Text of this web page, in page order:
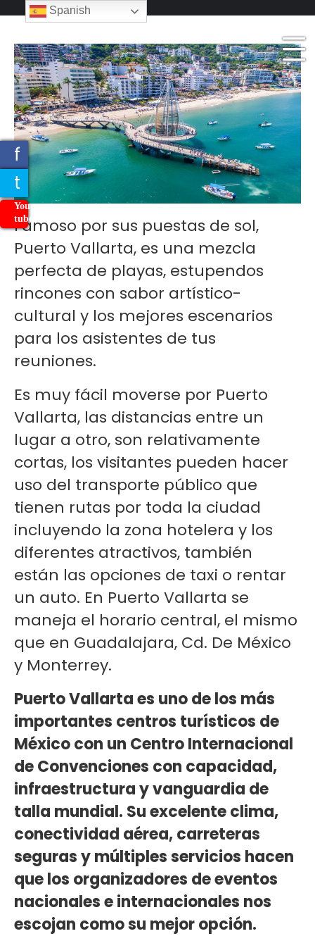
_
_
_
f
t
You
tube
Famoso por sus puestas de sol,
Puerto Vallarta, es una mezcla
perfecta de playas, estupendos
rincones con sabor artístico-
cultural y los mejores escenarios
para los asistentes de tus
reuniones.
Es muy fácil moverse por Puerto
Vallarta, las distancias entre un
lugar a otro, son relativamente
cortas, los visitantes pueden hacer
uso del transporte público que
tienen rutas por toda la ciudad
incluyendo la zona hotelera y los
diferentes atractivos, también
están las opciones de taxi o rentar
un auto. En Puerto Vallarta se
maneja el horario central, el mismo
que en Guadalajara, Cd. De México
y Monterrey.
Puerto Vallarta es uno de los más
importantes centros turísticos de
México con un Centro Internacional
de Convenciones con capacidad,
infraestructura y vanguardia de
talla mundial. Su excelente clima,
conectividad aérea, carreteras
seguras y múltiples servicios hacen
que los organizadores de eventos
nacionales e internacionales nos
escojan como su mejor opción.
Spanish